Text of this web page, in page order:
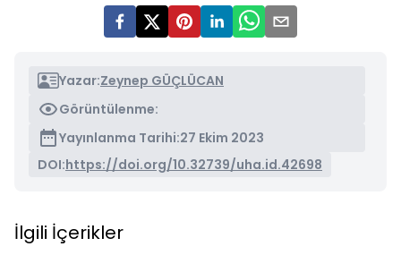
Yazar:Zeynep GÜÇLÜCAN
Görüntülenme:
Yayınlanma Tarihi:27 Ekim 2023
DOI:https://doi.org/10.32739/uha.id.42698
İlgili İçerikler